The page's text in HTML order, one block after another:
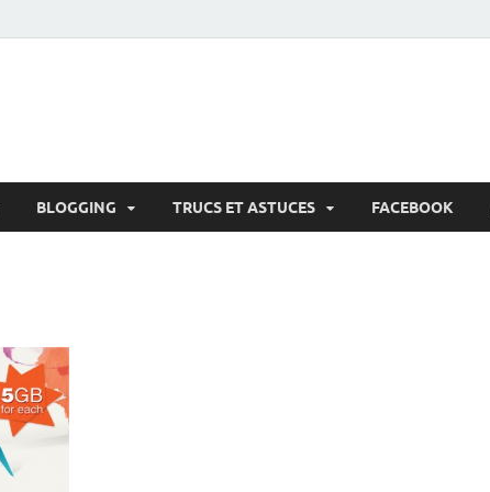
BLOGGING TRUCS ET ASTUCES FACEBOOK